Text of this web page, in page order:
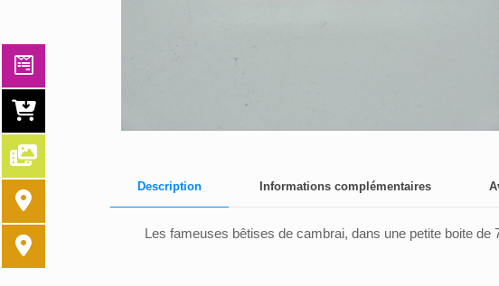
Description Informations complémentaires
Les fameuses bêtises de cambrai, dans une petite boite de